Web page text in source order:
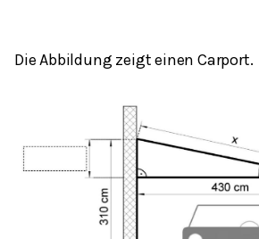
Die Abbildung zeigt einen Carport.